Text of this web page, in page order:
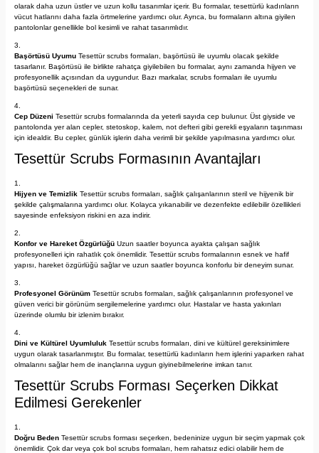
olarak daha uzun üstler ve uzun kollu tasarımlar içerir. Bu formalar, tesettürlü kadınların
vücut hatlarını daha fazla örtmelerine yardımcı olur. Ayrıca, bu formaların altına giyilen
pantolonlar genellikle bol kesimli ve rahat tasarımlıdır.
Başörtüsü Uyumu Tesettür scrubs formaları, başörtüsü ile uyumlu olacak şekilde
tasarlanır. Başörtüsü ile birlikte rahatça giyilebilen bu formalar, aynı zamanda hijyen ve
profesyonellik açısından da uygundur. Bazı markalar, scrubs formaları ile uyumlu
başörtüsü seçenekleri de sunar.
Cep Düzeni Tesettür scrubs formalarında da yeterli sayıda cep bulunur. Üst giyside ve
pantolonda yer alan cepler, stetoskop, kalem, not defteri gibi gerekli eşyaların taşınması
için idealdir. Bu cepler, günlük işlerin daha verimli bir şekilde yapılmasına yardımcı olur.
Tesettür Scrubs Formasının Avantajları
Hijyen ve Temizlik Tesettür scrubs formaları, sağlık çalışanlarının steril ve hijyenik bir
şekilde çalışmalarına yardımcı olur. Kolayca yıkanabilir ve dezenfekte edilebilir özellikleri
sayesinde enfeksiyon riskini en aza indirir.
Konfor ve Hareket Özgürlüğü Uzun saatler boyunca ayakta çalışan sağlık
profesyonelleri için rahatlık çok önemlidir. Tesettür scrubs formalarının esnek ve hafif
yapısı, hareket özgürlüğü sağlar ve uzun saatler boyunca konforlu bir deneyim sunar.
Profesyonel Görünüm Tesettür scrubs formaları, sağlık çalışanlarının profesyonel ve
güven verici bir görünüm sergilemelerine yardımcı olur. Hastalar ve hasta yakınları
üzerinde olumlu bir izlenim bırakır.
Dini ve Kültürel Uyumluluk Tesettür scrubs formaları, dini ve kültürel gereksinimlere
uygun olarak tasarlanmıştır. Bu formalar, tesettürlü kadınların hem işlerini yaparken rahat
olmalarını sağlar hem de inançlarına uygun giyinebilmelerine imkan tanır.
Tesettür Scrubs Forması Seçerken Dikkat
Edilmesi Gerekenler
Doğru Beden Tesettür scrubs forması seçerken, bedeninize uygun bir seçim yapmak çok
önemlidir. Çok dar veya çok bol scrubs formaları, hem rahatsız edici olabilir hem de